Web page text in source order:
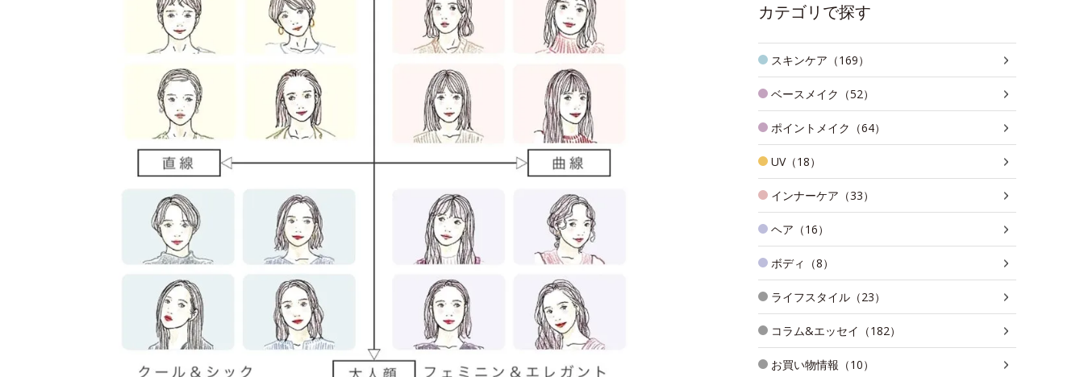
カテゴリで探す
スキンケア（169）
ベースメイク（52）
ポイントメイク（64）
UV（18）
インナーケア（33）
ヘア（16）
ボディ（8）
ライフスタイル（23）
コラム&エッセイ（182）
お買い物情報（10）